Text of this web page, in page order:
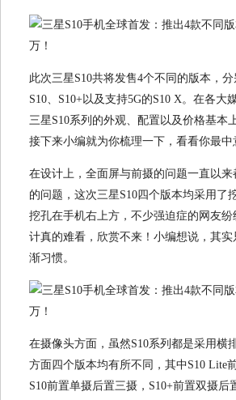
此次三星S10共将发售4个不同的版本，分
S10、S10+以及支持5G的S10 X。在各大
三星S10系列的外观、配置以及价格基本
接下来小编就为你梳理一下，看看你最中
在设计上，全面屏与前摄的问题一直以
的问题，这次三星S10四个版本均采用了
挖孔在手机右上方，不少强迫症的网友
计真的难看，欣赏不来！小编想说，其
渐习惯。
在摄像头方面，虽然S10系列都是采用横
方面四个版本均有所不同，其中S10 Lite
S10前置单摄后置三摄，S10+前置双摄后